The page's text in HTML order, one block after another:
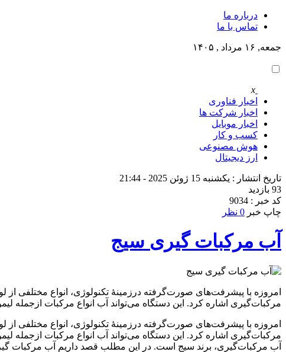
درباره ما
تماس با ما
جمعه, ۱۶ مرداد , ۱۴۰۵
x
اخبار فناوری
اخبار شرکت ها
اخبار موبایل
کسب و کار
هوش مصنوعی
ارز دیجیتال
تاریخ انتشار : یکشنبه 15 ژوئن 2025 - 21:44
93 بازدید
کد خبر : 9034
چاپ خبر 0 نظر
آب مرکبات گیری سیج
امروزه با پیشرفت‌های صورت‌گرفته درزمینهٔ تکنولوژی، انواع مختلفی از
مرکبات‌گیری اشاره کرد. این دستگاه می‌تواند آب انواع مرکبات ازجمله
امروزه با پیشرفت‌های صورت‌گرفته درزمینهٔ تکنولوژی، انواع مختلفی از
مرکبات‌گیری اشاره کرد. این دستگاه می‌تواند آب انواع مرکبات ازجمله
آب مرکبات‌گیری، برند سیج است. در این مطلب قصد داریم آب مرکبات